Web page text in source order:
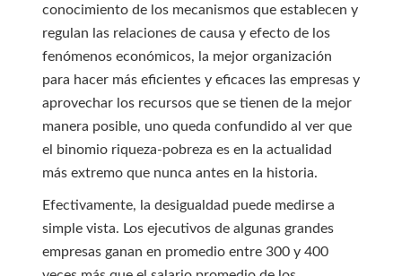
conocimiento de los mecanismos que establecen y
regulan las relaciones de causa y efecto de los
fenómenos económicos, la mejor organización
para hacer más eficientes y eficaces las empresas y
aprovechar los recursos que se tienen de la mejor
manera posible, uno queda confundido al ver que
el binomio riqueza-pobreza es en la actualidad
más extremo que nunca antes en la historia.
Efectivamente, la desigualdad puede medirse a
simple vista. Los ejecutivos de algunas grandes
empresas ganan en promedio entre 300 y 400